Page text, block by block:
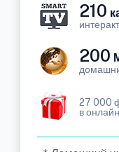
210
200
27 000
в